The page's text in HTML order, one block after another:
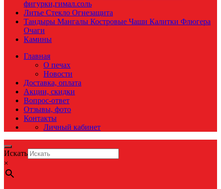
фигурки,гимал.соль
Литье Стекло Огнезащита
Тандыры Мангалы Костровые Чаши Калитки Флюгера
Очаги
Камины
Главная
О печах
Новости
Доставка, оплата
Акции, скидки
Вопрос-ответ
Отзывы, фото
Контакты
Личный кабинет
Искать
×